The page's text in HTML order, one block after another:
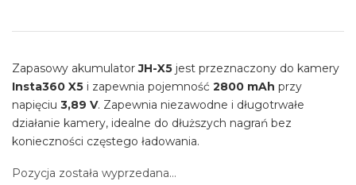
jednostkowa:
Pozycja została wyprzedana…
Zapasowy akumulatorJH-X5 jest przeznaczony do kamery
Insta360 X5 i zapewnia pojemność 2800 mAh przy
napięciu 3,89 V. Zapewnia niezawodne i długotrwałe
działanie kamery, idealne do dłuższych nagrań bez
konieczności częstego ładowania.